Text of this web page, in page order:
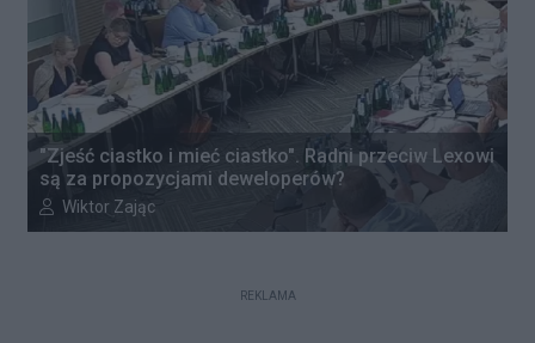
"Zjeść ciastko i mieć ciastko". Radni przeciw Lexowi
są za propozycjami deweloperów?
Autor artykułu:
Wiktor Zając
REKLAMA